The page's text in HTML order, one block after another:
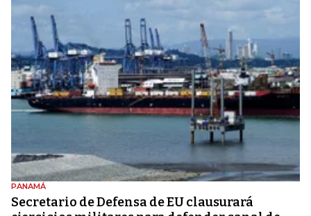
PANAMÁ
Secretario de Defensa de EU clausurará